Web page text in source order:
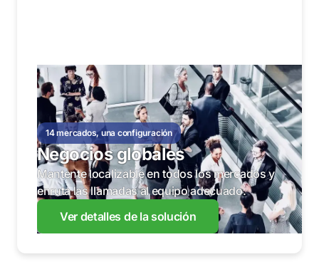
14 mercados, una configuración
Negocios globales
Mantente localizable en todos los mercados y
enruta las llamadas al equipo adecuado.
Ver detalles de la solución